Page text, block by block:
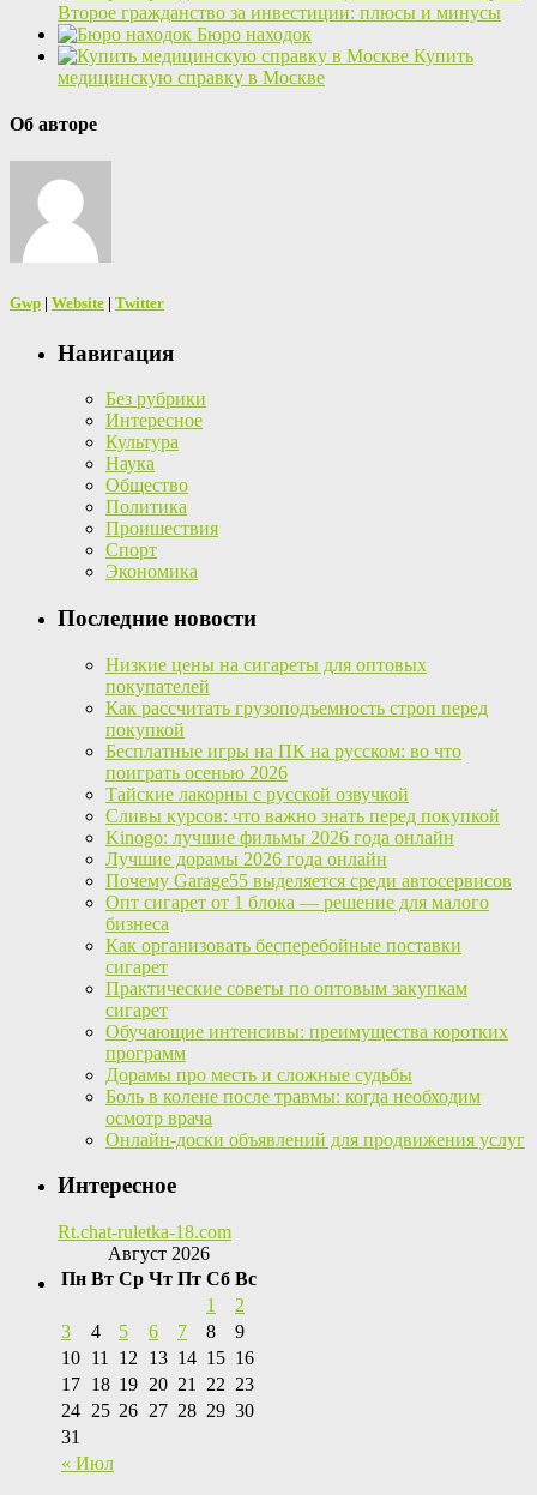
Второе гражданство за инвестиции: плюсы и минусы
Бюро находок
Купить
медицинскую справку в Москве
Об авторе
Gwp | Website | Twitter
Навигация
Без рубрики
Интересное
Культура
Наука
Общество
Политика
Проишествия
Спорт
Экономика
Последние новости
Низкие цены на сигареты для оптовых
покупателей
Как рассчитать грузоподъемность строп перед
покупкой
Бесплатные игры на ПК на русском: во что
поиграть осенью 2026
Тайские лакорны с русской озвучкой
Сливы курсов: что важно знать перед покупкой
Kinogo: лучшие фильмы 2026 года онлайн
Лучшие дорамы 2026 года онлайн
Почему Garage55 выделяется среди автосервисов
Опт сигарет от 1 блока — решение для малого
бизнеса
Как организовать бесперебойные поставки
сигарет
Практические советы по оптовым закупкам
сигарет
Обучающие интенсивы: преимущества коротких
программ
Дорамы про месть и сложные судьбы
Боль в колене после травмы: когда необходим
осмотр врача
Онлайн-доски объявлений для продвижения услуг
Интересное
Rt.chat-ruletka-18.com
Август 2026
Пн Вт Ср Чт Пт Сб Вс
« Июл
1
2
3
4 5 6 7 8
9
10 11 12 13 14 15 16
17 18 19 20 21 22 23
24 25 26 27 28 29 30
31